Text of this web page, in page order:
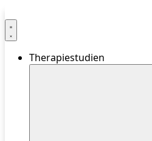
Therapiestudien